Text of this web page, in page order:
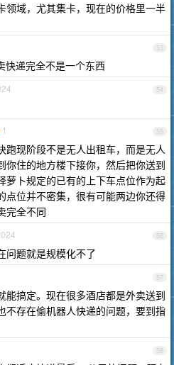
领域，尤其集卡，现在的价格里一半
53
快递完全不是一个东西
54
55
1
跑现阶段不是无人出租车，而是无人
你住的地方楼下接你，然后把你送到
萝卜规定的已有的上下车点位作为起
点位并不密集，很有可能两边你还得
完全不同
56
问题就是规模化不了
57
能搞定。现在很多酒店都是外卖送到
不存在偷机器人快递的问题，要到指
58